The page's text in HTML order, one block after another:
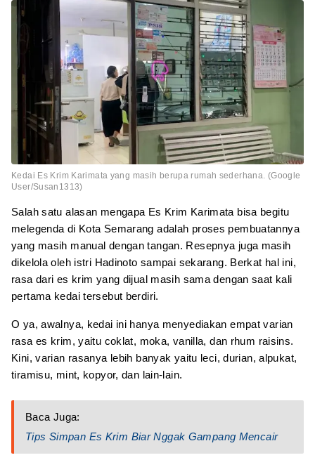
Kedai Es Krim Karimata yang masih berupa rumah sederhana. (Google
User/Susan1313)
Salah satu alasan mengapa Es Krim Karimata bisa begitu
melegenda di Kota Semarang adalah proses pembuatannya
yang masih manual dengan tangan. Resepnya juga masih
dikelola oleh istri Hadinoto sampai sekarang. Berkat hal ini,
rasa dari es krim yang dijual masih sama dengan saat kali
pertama kedai tersebut berdiri.
O ya, awalnya, kedai ini hanya menyediakan empat varian
rasa es krim, yaitu coklat, moka, vanilla, dan rhum raisins.
Kini, varian rasanya lebih banyak yaitu leci, durian, alpukat,
tiramisu, mint, kopyor, dan lain-lain.
Baca Juga:
Tips Simpan Es Krim Biar Nggak Gampang Mencair